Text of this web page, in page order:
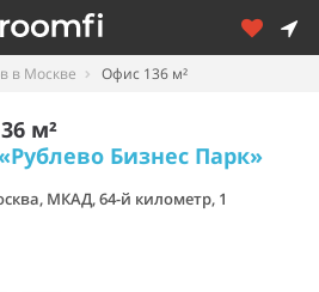
в Москве Офис 136 м²
м²
«Рублево Бизнес Парк»
МКАД, 64-й километр, 1